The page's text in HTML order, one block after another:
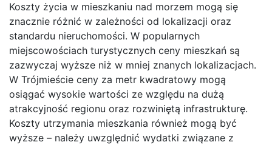
Koszty życia w mieszkaniu nad morzem mogą się
znacznie różnić w zależności od lokalizacji oraz
standardu nieruchomości. W popularnych
miejscowościach turystycznych ceny mieszkań są
zazwyczaj wyższe niż w mniej znanych lokalizacjach.
W Trójmieście ceny za metr kwadratowy mogą
osiągać wysokie wartości ze względu na dużą
atrakcyjność regionu oraz rozwiniętą infrastrukturę.
Koszty utrzymania mieszkania również mogą być
wyższe – należy uwzględnić wydatki związane z